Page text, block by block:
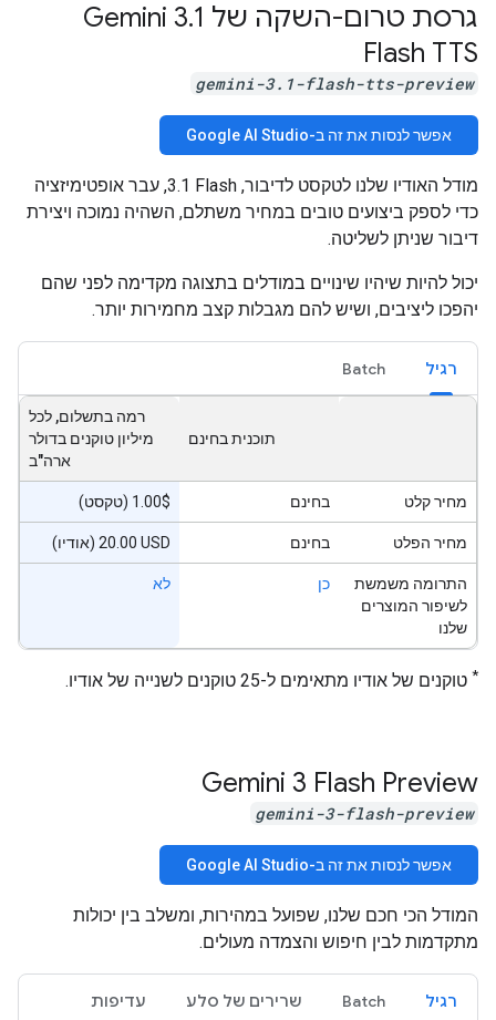
גרסת טרום-השקה של Gemini 3 .1
Flash TTS
gemini-3.1-flash-tts-preview
אפשר לנסות את זה ב-Google AI Studio
מודל האודיו שלנו לטקסט לדיבור, ‎3.1 Flash, עבר אופטימיזציה
כדי לספק ביצועים טובים במחיר משתלם, השהיה נמוכה ויצירת
דיבור שניתן לשליטה.
יכול להיות שיהיו שינויים במודלים בתצוגה מקדימה לפני שהם
יהפכו ליציבים, ושיש להם מגבלות קצב מחמירות יותר.
רגיל Batch
תוכנית בחינם
רמה בתשלום, לכל
מיליון טוקנים בדולר
ארה"ב
מחיר קלט בחינם ‫1.00$ (טקסט)
מחיר הפלט בחינם ‫‎20.00 USD (אודיו)
התרומה משמשת
לשיפור המוצרים
שלנו
כן לא
* טוקנים של אודיו מתאימים ל-25 טוקנים לשנייה של אודיו.
‫Gemini 3 Flash Preview
gemini-3-flash-preview
אפשר לנסות את זה ב-Google AI Studio
המודל הכי חכם שלנו, שפועל במהירות, ומשלב בין יכולות
מתקדמות לבין חיפוש והצמדה מעולים.
רגיל Batch שרירים של סלע עדיפות